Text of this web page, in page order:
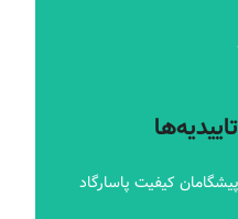
کیفیت پاسارگاد
کیفیت پاسارگاد